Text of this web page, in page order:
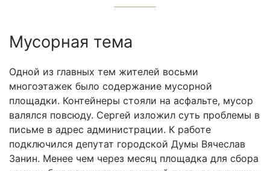
Мусорная тема
Одной из главных тем жителей восьми
многоэтажек было содержание мусорной
площадки. Контейнеры стояли на асфальте, мусор
валялся повсюду. Сергей изложил суть проблемы в
письме в адрес администрации. К работе
подключился депутат городской Думы Вячеслав
Занин. Менее чем через месяц площадка для сбора